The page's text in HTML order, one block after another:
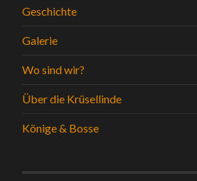
Geschichte
Galerie
Wo sind wir?
Über die Krüsellinde
Könige & Bosse